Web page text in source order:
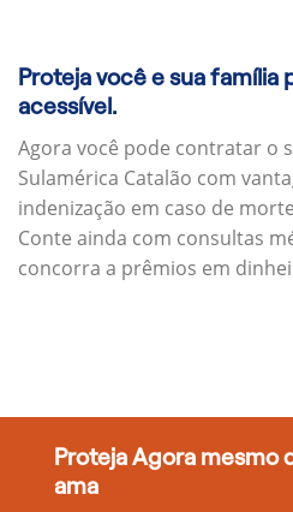
Proteja você e sua família
acessível.
Agora você pode contratar o
Sulamérica Catalão com
indenização em caso de
Conte ainda com consultas
concorra a prêmios em
Proteja Agora mesmo
ama